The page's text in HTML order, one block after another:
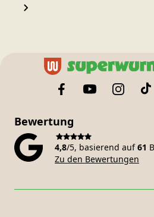
Bewertung
4,8/5, basierend auf61
Zu den Bewertungen